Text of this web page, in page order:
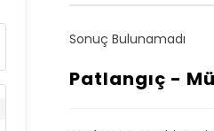
Sonuç Bulunamadı
Patlangıç -